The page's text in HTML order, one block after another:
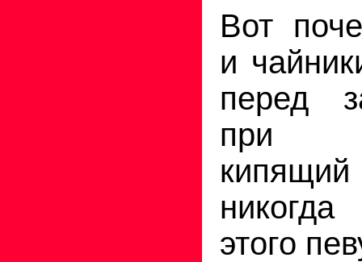
Вот
и
перед
при
этого